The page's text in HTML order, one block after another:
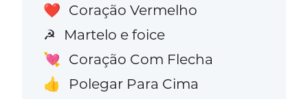
❤️ Coração Vermelho
☭ Martelo e foice
💘 Coração Com Flecha
👍 Polegar Para Cima